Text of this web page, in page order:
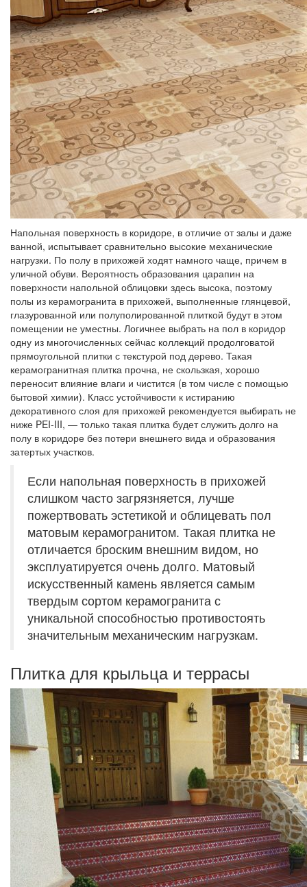
Напольная поверхность в коридоре, в отличие от залы и даже
ванной, испытывает сравнительно высокие механические
нагрузки. По полу в прихожей ходят намного чаще, причем в
уличной обуви. Вероятность образования царапин на
поверхности напольной облицовки здесь высока, поэтому
полы из керамогранита в прихожей, выполненные глянцевой,
глазурованной или полуполированной плиткой будут в этом
помещении не уместны. Логичнее выбрать на пол в коридор
одну из многочисленных сейчас коллекций продолговатой
прямоугольной плитки с текстурой под дерево. Такая
керамогранитная плитка прочна, не скользкая, хорошо
переносит влияние влаги и чистится (в том числе с помощью
бытовой химии). Класс устойчивости к истиранию
декоративного слоя для прихожей рекомендуется выбирать не
ниже PEI-III, — только такая плитка будет служить долго на
полу в коридоре без потери внешнего вида и образования
затертых участков.
Если напольная поверхность в прихожей
слишком часто загрязняется, лучше
пожертвовать эстетикой и облицевать пол
матовым керамогранитом. Такая плитка не
отличается броским внешним видом, но
эксплуатируется очень долго. Матовый
искусственный камень является самым
твердым сортом керамогранита с
уникальной способностью противостоять
значительным механическим нагрузкам.
Плитка для крыльца и террасы